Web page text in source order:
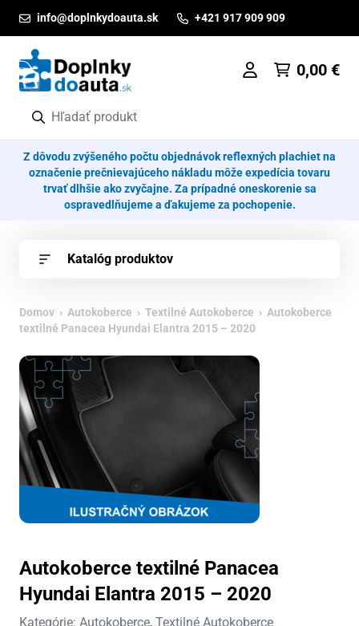
info@doplnkydoauta.sk +421 917 909 909
0,00 €
Z dôvodu zvýšeného počtu objednávok reflexných plachiet na
označenie prečnievajúceho nákladu môže expedícia tovaru
trvať dlhšie ako zvyčajne. Za prípadné oneskorenie sa
ospravedlňujeme a ďakujeme za pochopenie.
Katalóg produktov
Domov › Autokoberce › Textilné Autokoberce › Autokoberce
textilné Panacea Hyundai Elantra 2015 – 2020
Autokoberce textilné Panacea
Hyundai Elantra 2015 – 2020
Kategórie: Autokoberce, Textilné Autokoberce